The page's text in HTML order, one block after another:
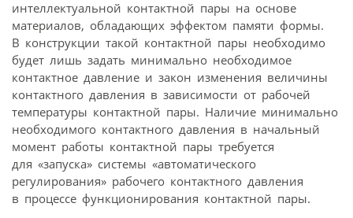
интеллектуальной контактной пары на основе
материалов, обладающих эффектом памяти формы.
В конструкции такой контактной пары необходимо
будет лишь задать минимально необходимое
контактное давление и закон изменения величины
контактного давления в зависимости от рабочей
температуры контактной пары. Наличие минимально
необходимого контактного давления в начальный
момент работы контактной пары требуется
для «запуска» системы «автоматического
регулирования» рабочего контактного давления
в процессе функционирования контактной пары.